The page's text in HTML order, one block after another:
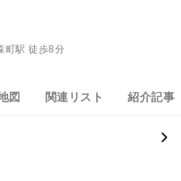
町駅 徒歩8分
図 関連リスト 紹介記事